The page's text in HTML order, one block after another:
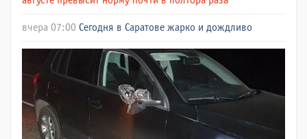
вчера 07:00 Сегодня в Саратове жарко и дождливо